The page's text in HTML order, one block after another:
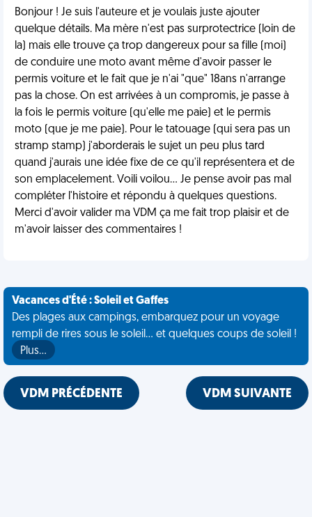
Bonjour ! Je suis l'auteure et je voulais juste ajouter
quelque détails. Ma mère n'est pas surprotectrice (loin de
la) mais elle trouve ça trop dangereux pour sa fille (moi)
de conduire une moto avant même d'avoir passer le
permis voiture et le fait que je n'ai "que" 18ans n'arrange
pas la chose. On est arrivées à un compromis, je passe à
la fois le permis voiture (qu'elle me paie) et le permis
moto (que je me paie). Pour le tatouage (qui sera pas un
stramp stamp) j'aborderais le sujet un peu plus tard
quand j'aurais une idée fixe de ce qu'il représentera et de
son emplacelement. Voili voilou... Je pense avoir pas mal
compléter l'histoire et répondu à quelques questions.
Merci d'avoir valider ma VDM ça me fait trop plaisir et de
m'avoir laisser des commentaires !
Vacances d'Été : Soleil et Gaffes
Des plages aux campings, embarquez pour un voyage
rempli de rires sous le soleil... et quelques coups de soleil !
Plus…
VDM PRÉCÉDENTE VDM SUIVANTE